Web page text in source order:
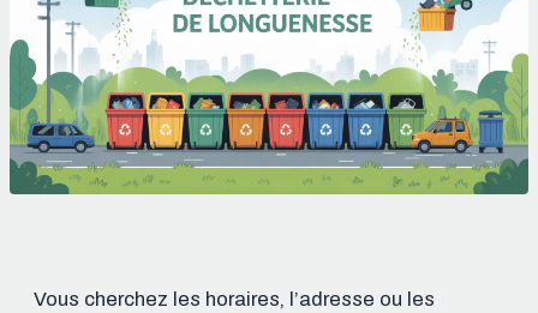
Vous cherchez les horaires, l’adresse ou les